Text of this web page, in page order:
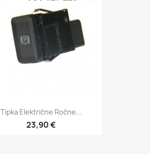
Tipka Električne Ročne...
23,90 €